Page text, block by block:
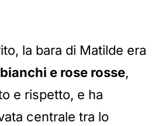
la bara di Matilde era
e rose rosse,
e rispetto, e ha
centrale tra lo